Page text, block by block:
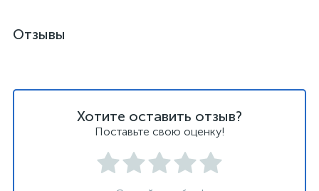
Отзывы
Хотите оставить отзыв?
Поставьте свою оценку!